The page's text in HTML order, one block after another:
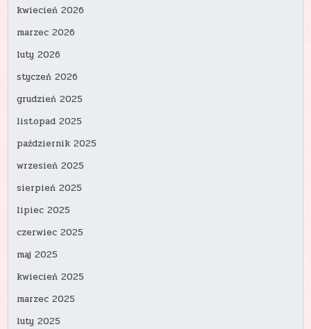
kwiecień 2026
marzec 2026
luty 2026
styczeń 2026
grudzień 2025
listopad 2025
październik 2025
wrzesień 2025
sierpień 2025
lipiec 2025
czerwiec 2025
maj 2025
kwiecień 2025
marzec 2025
luty 2025